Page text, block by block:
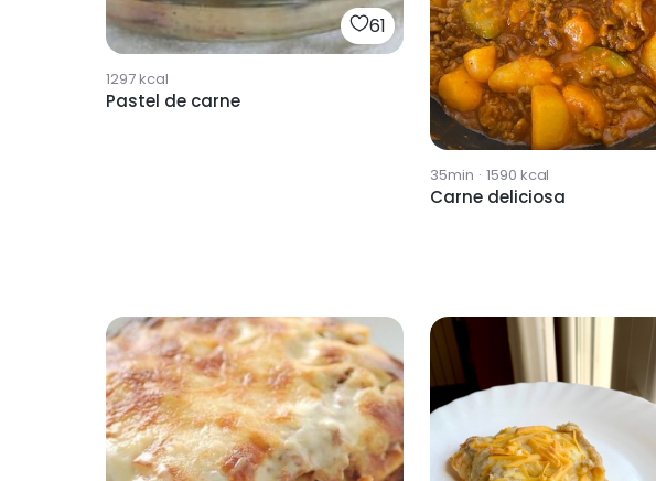
61
1297kcal
Pastel de carne
35min · 1590 kcal
Carne deliciosa